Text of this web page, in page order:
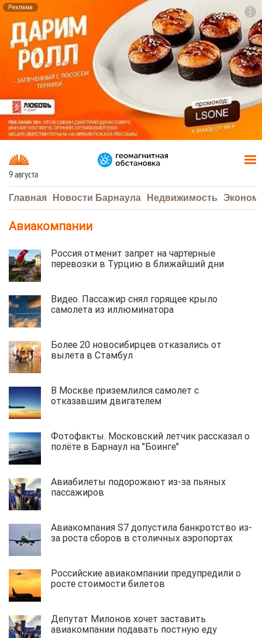
Реклама
9 августа
Главная Новости Барнаула Недвижимость
Авиакомпании
Россия отменит запрет на чартерные
перевозки в Турцию в ближайший дни
Видео. Пассажир снял горящее крыло
самолета из иллюминатора
Более 20 новосибирцев отказались от
вылета в Стамбул
В Москве приземлился самолет с
отказавшим двигателем
Фотофакты. Московский летчик рассказал о
полёте в Барнаул на "Боинге"
Авиабилеты подорожают из-за пьяных
пассажиров
Авиакомпания S7 допустила банкротство из-
за роста сборов в столичных аэропортах
Российские авиакомпании предупредили о
росте стоимости билетов
Депутат Милонов хочет заставить
авиакомпании подавать постную еду